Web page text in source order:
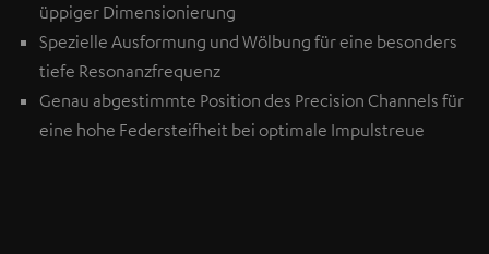
üppiger Dimensionierung
Spezielle Ausformung und Wölbung für eine besonders
tiefe Resonanzfrequenz
Genau abgestimmte Position des Precision Channels für
eine hohe Federsteifheit bei optimale Impulstreue